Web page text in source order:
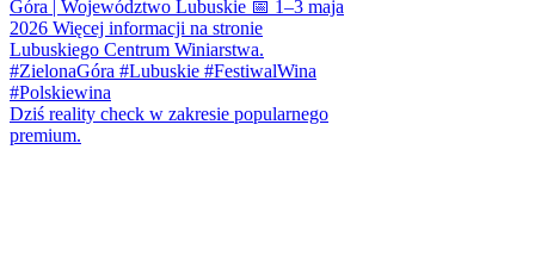
Dziś reality check w zakresie popularnego
premium.